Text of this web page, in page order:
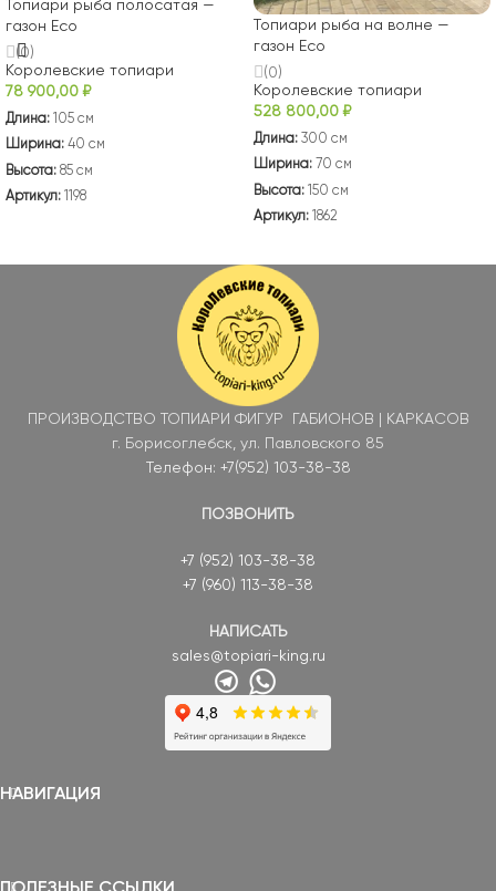
Топиари рыба полосатая —
газон Есо
(0)
Королевские топиари
78 900,00₽
Длина: 105 см
Ширина: 40 см
Высота: 85 см
Артикул: 1198
Топиари рыба на волне —
газон Есо
(0)
Королевские топиари
528 800,00₽
Длина: 300 см
Ширина: 70 см
Высота: 150 см
Артикул: 1862
ПРОИЗВОДСТВО ТОПИАРИ ФИГУР ГАБИОНОВ | КАРКАСОВ
г. Борисоглебск, ул. Павловского 85
Телефон: +7(952) 103-38-38
ПОЗВОНИТЬ
+7 (952) 103-38-38
+7 (960) 113-38-38
НАПИСАТЬ
sales@topiari-king.ru
НАВИГАЦИЯ